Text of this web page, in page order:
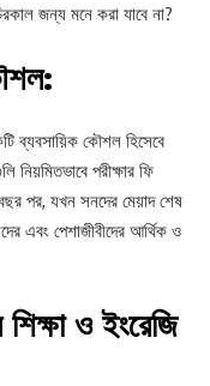
জন্য মনে করা যাবে না?
ব্যবসায়িক কৌশল হিসেবে
পরীক্ষার ফি
পর, যখন সনদের মেয়াদ শেষ
এবং পেশাজীবীদের আর্থিক ও
ও ইংরেজি